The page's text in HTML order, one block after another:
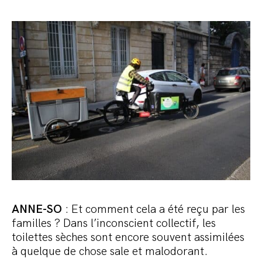
ANNE-SO : Et comment cela a été reçu par les
familles ? Dans l’inconscient collectif, les
toilettes sèches sont encore souvent assimilées
à quelque de chose sale et malodorant.